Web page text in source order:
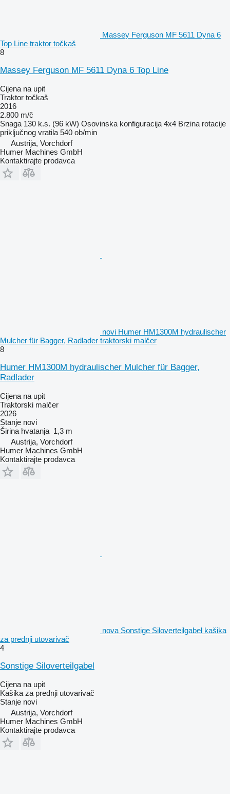
Massey Ferguson MF 5611 Dyna 6
Top Line traktor točkaš
8
Massey Ferguson MF 5611 Dyna 6 Top Line
Cijena na upit
Traktor točkaš
2016
2.800 m/č
Snaga 130 k.s. (96 kW) Osovinska konfiguracija 4x4 Brzina rotacije
priključnog vratila 540 ob/min
Austrija, Vorchdorf
Humer Machines GmbH
Kontaktirajte prodavca
novi Humer HM1300M hydraulischer
Mulcher für Bagger, Radlader traktorski malčer
8
Humer HM1300M hydraulischer Mulcher für Bagger,
Radlader
Cijena na upit
Traktorski malčer
2026
Stanje novi
Širina hvatanja 1,3 m
Austrija, Vorchdorf
Humer Machines GmbH
Kontaktirajte prodavca
nova Sonstige Siloverteilgabel kašika
za prednji utovarivač
4
Sonstige Siloverteilgabel
Cijena na upit
Kašika za prednji utovarivač
Stanje novi
Austrija, Vorchdorf
Humer Machines GmbH
Kontaktirajte prodavca